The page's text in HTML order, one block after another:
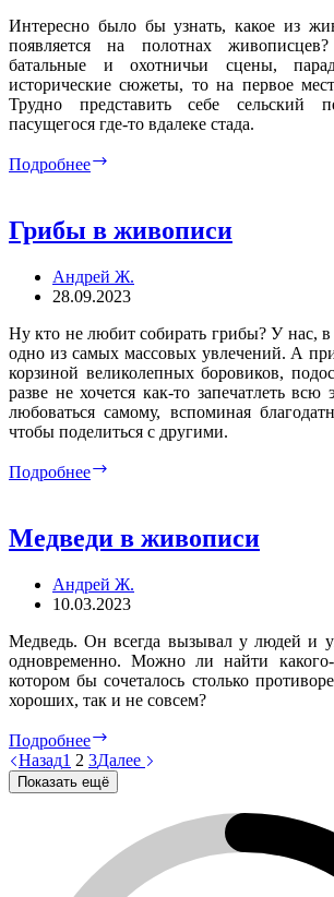
Интересно было бы узнать, какое из
появляется на полотнах
батальные и охотничьи сцены,
исторические сюжеты, то на первое
Трудно представить себе сельский
пасущегося где-то вдалеке стада.
Подробнее
Грибы в живописи
Андрей Ж.
28.09.2023
Ну кто не любит собирать грибы? У нас,
одно из самых массовых увлечений. А
корзиной великолепных боровиков,
разве не хочется как-то запечатлеть всю
любоваться самому, вспоминая
чтобы поделиться с другими.
Подробнее
Медведи в живописи
Андрей Ж.
10.03.2023
Медведь. Он всегда вызывал у людей и
одновременно. Можно ли найти
котором бы сочеталось столько
хороших, так и не совсем?
Подробнее
в
живописи
Назад1 2 3Далее
Показать ещё